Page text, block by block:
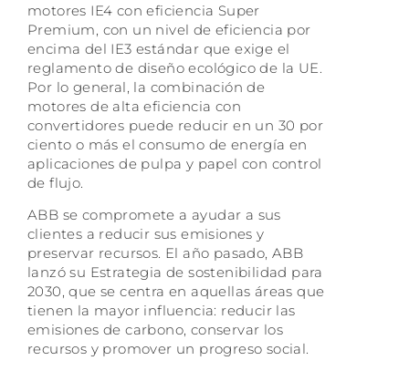
motores IE4 con eficiencia Super
Premium, con un nivel de eficiencia por
encima del IE3 estándar que exige el
reglamento de diseño ecológico de la UE.
Por lo general, la combinación de
motores de alta eficiencia con
convertidores puede reducir en un 30 por
ciento o más el consumo de energía en
aplicaciones de pulpa y papel con control
de flujo.
ABB se compromete a ayudar a sus
clientes a reducir sus emisiones y
preservar recursos. El año pasado, ABB
lanzó su Estrategia de sostenibilidad para
2030, que se centra en aquellas áreas que
tienen la mayor influencia: reducir las
emisiones de carbono, conservar los
recursos y promover un progreso social.